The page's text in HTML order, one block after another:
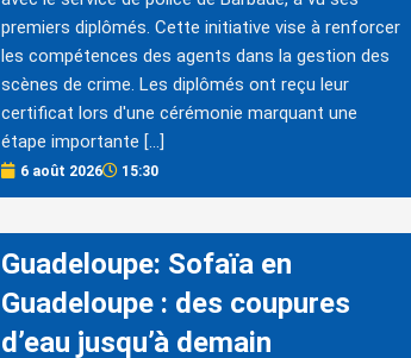
premiers diplômés. Cette initiative vise à renforcer
les compétences des agents dans la gestion des
scènes de crime. Les diplômés ont reçu leur
certificat lors d'une cérémonie marquant une
étape importante […]
6 août 2026 15:30
Guadeloupe: Sofaïa en
Guadeloupe : des coupures
d’eau jusqu’à demain